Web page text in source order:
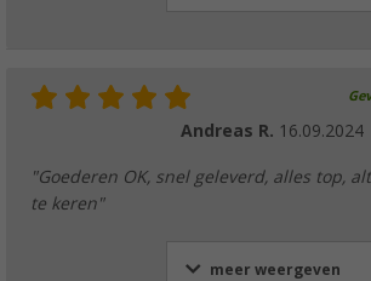
Andreas R. 16.09.2024
"Goederen OK, snel geleverd, alles top,
te keren"
meer weergeven